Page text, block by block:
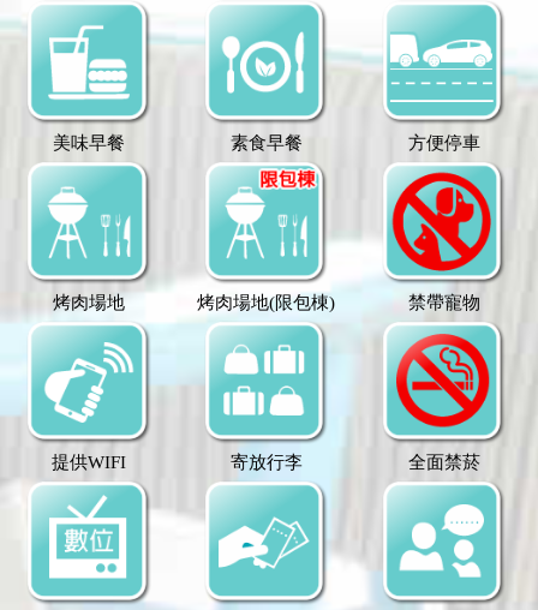
美味早餐 素食早餐 方便停車
烤肉場地 烤肉場地(限包棟) 禁帶寵物
提供WIFI 寄放行李 全面禁菸